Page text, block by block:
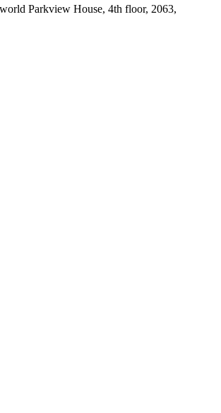
Parkview House, 4th floor, 2063,